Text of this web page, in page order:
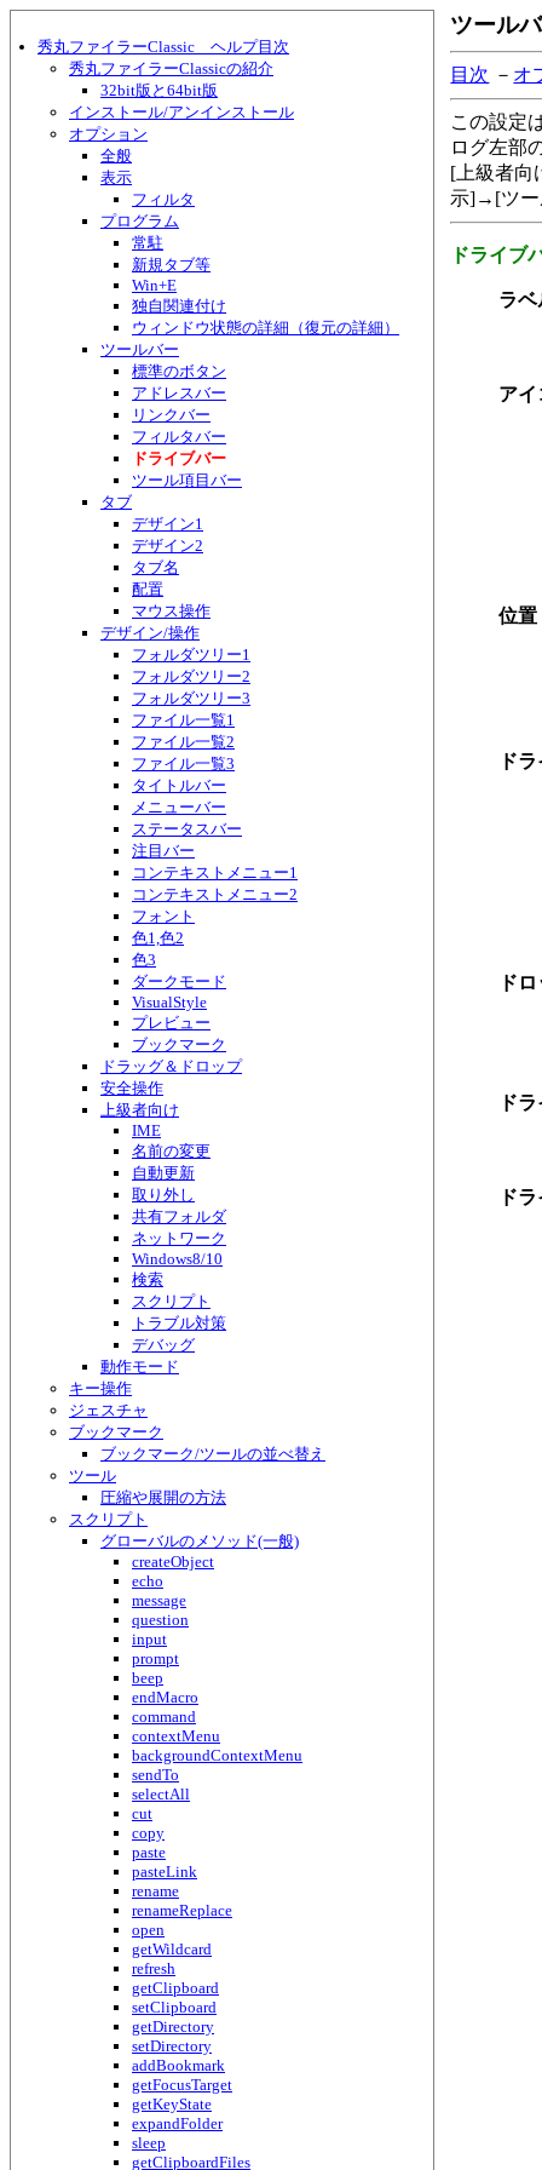
秀丸ファイラーClassic ヘルプ目次
秀丸ファイラーClassicの紹介
32bit版と64bit版
インストール/アンインストール
オプション
全般
表示
フィルタ
プログラム
常駐
新規タブ等
Win+E
独自関連付け
ウィンドウ状態の詳細（復元の詳細）
ツールバー
標準のボタン
アドレスバー
リンクバー
フィルタバー
ドライブバー
ツール項目バー
タブ
デザイン1
デザイン2
タブ名
配置
マウス操作
デザイン/操作
フォルダツリー1
フォルダツリー2
フォルダツリー3
ファイル一覧1
ファイル一覧2
ファイル一覧3
タイトルバー
メニューバー
ステータスバー
注目バー
コンテキストメニュー1
コンテキストメニュー2
フォント
色1,色2
色3
ダークモード
VisualStyle
プレビュー
ブックマーク
ドラッグ＆ドロップ
安全操作
上級者向け
IME
名前の変更
自動更新
取り外し
共有フォルダ
ネットワーク
Windows8/10
検索
スクリプト
トラブル対策
デバッグ
動作モード
キー操作
ジェスチャ
ブックマーク
ブックマーク/ツールの並べ替え
ツール
圧縮や展開の方法
スクリプト
グローバルのメソッド(一般)
createObject
echo
message
question
input
prompt
beep
endMacro
command
contextMenu
backgroundContextMenu
sendTo
selectAll
cut
copy
paste
pasteLink
rename
renameReplace
open
getWildcard
refresh
getClipboard
setClipboard
getDirectory
setDirectory
addBookmark
getFocusTarget
getKeyState
expandFolder
sleep
getClipboardFiles
ツール
目次 － オ
この設定
ログ左部
[上級者向
示]→[ツー
ドライブ
ラベ
ア
位置
ド
ド
ド
ド